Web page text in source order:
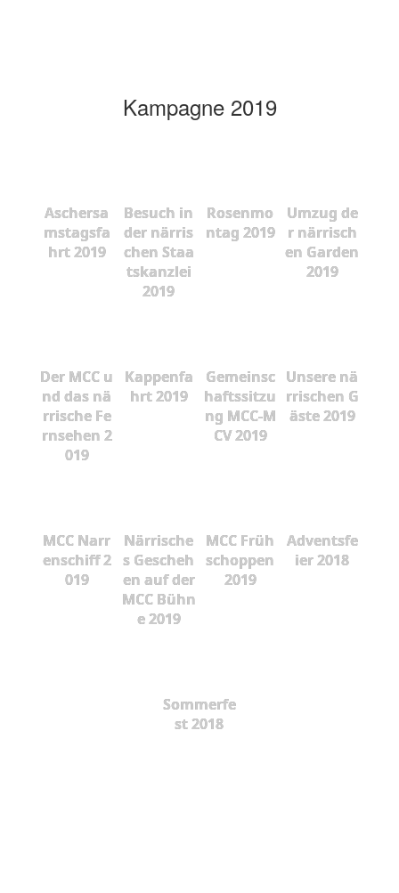
Kampagne 2019
Aschersa
mstagsfa
hrt 2019
Besuch in
der närris
chen Staa
tskanzlei
2019
Rosenmo
ntag 2019
Umzug de
r närrisch
en Garden
2019
Der MCC u
nd das nä
rrische Fe
rnsehen 2
019
Kappenfa
hrt 2019
Gemeinsc
haftssitzu
ng MCC-M
CV 2019
Unsere nä
rrischen G
äste 2019
MCC Narr
enschiff 2
019
Närrische
s Gescheh
en auf der
MCC Bühn
e 2019
MCC Früh
schoppen
2019
Adventsfe
ier 2018
Sommerfe
st 2018